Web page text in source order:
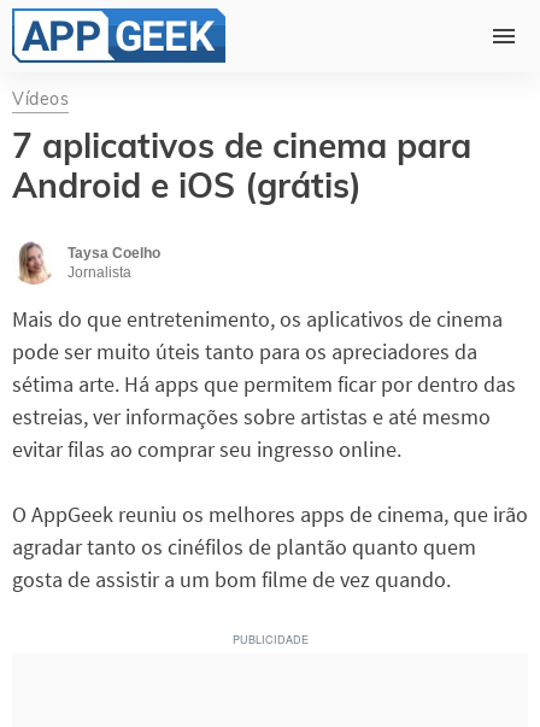
Vídeos
7 aplicativos de cinema para
Android e iOS (grátis)
Taysa Coelho
Jornalista
Mais do que entretenimento, os aplicativos de cinema
pode ser muito úteis tanto para os apreciadores da
sétima arte. Há apps que permitem ficar por dentro das
estreias, ver informações sobre artistas e até mesmo
evitar filas ao comprar seu ingresso online.
O AppGeek reuniu os melhores apps de cinema, que irão
agradar tanto os cinéfilos de plantão quanto quem
gosta de assistir a um bom filme de vez quando.